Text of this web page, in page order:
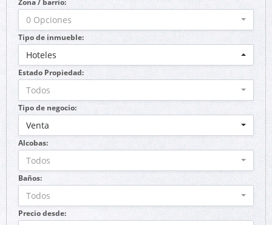
Zona / barrio:
0 Opciones
Tipo de inmueble:
Hoteles
Estado Propiedad:
Todos
Tipo de negocio:
Venta
Alcobas:
Todos
Baños:
Todos
Precio desde: